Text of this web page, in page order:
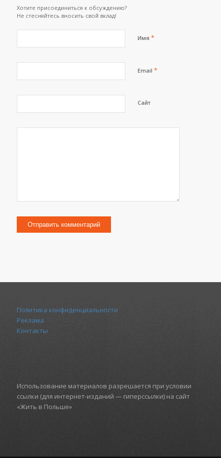
Хотите присоединиться к обсуждению?
Не стесняйтесь вносить свой вклад!
Имя *
Email *
Сайт
Политика конфиденциальности
Реклама
Контакты
Использование материалов разрешается при условии
ссылки (для интернет-изданий — гиперссылки) на сайт
«Жить в Польше»